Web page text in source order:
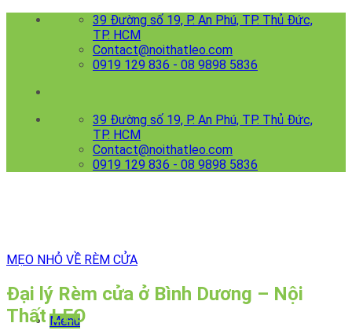
39 Đường số 19, P. An Phú, TP. Thủ Đức,
TP. HCM
Contact@noithatleo.com
0919 129 836 - 08 9898 5836
39 Đường số 19, P. An Phú, TP. Thủ Đức,
TP. HCM
Contact@noithatleo.com
0919 129 836 - 08 9898 5836
Menu
MẸO NHỎ VỀ RÈM CỬA
Đại lý Rèm cửa ở Bình Dương – Nội
Thất LEO